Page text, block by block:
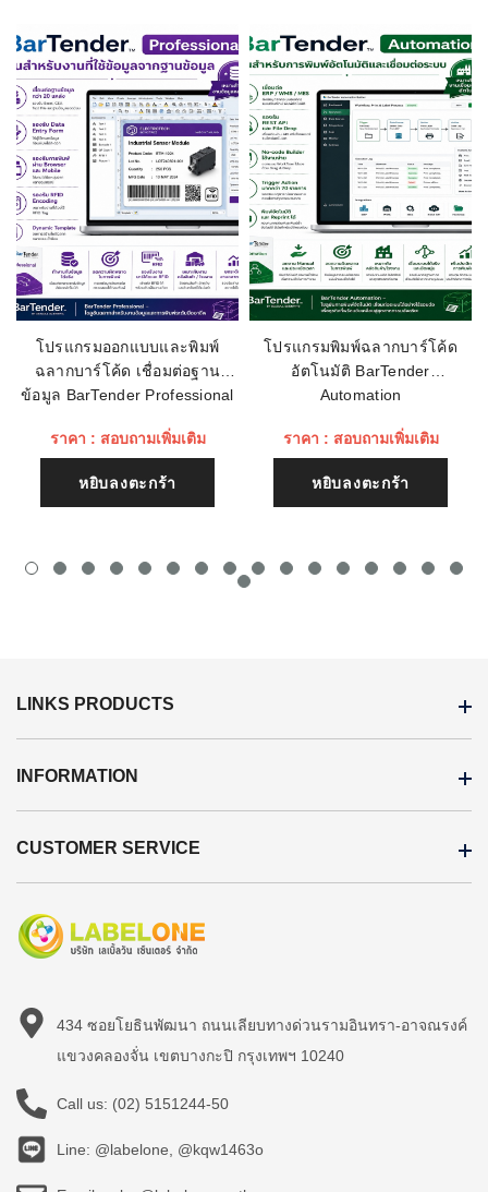
โค้ด:
ทดสอบการตกพื้นคอนกรีต:
1.5m (5ft) multiple drops to
concrete
ระบบป้องกันไฟฟ้าสถิตย์
(ESD):
±15 kV air discharge
ระดับการป้องกัน: IP54
การเชื่อมต่อ: USB, RS232
อีเมลล์
เรทติ่ง
ชื่อหัวข้อรีวิว
เนื้อหา (1500)
โปรแกรมออกแบบและพิมพ์
ฉลากบาร์โค้ด เชื่อมต่อฐาน
ข้อมูล BarTender Professional
ราคา : สอบถามเพิ่มเติม
หยิบลงตะกร้า
โปรแกรมพิมพ์ฉลากบาร์โค้ด
อัตโนมัติ BarTender
Automation
ราคา : สอบถามเพิ่มเติม
หยิบลงตะกร้า
LINKS PRODUCTS
INFORMATION
CUSTOMER SERVICE
434 ซอยโยธินพัฒนา ถนนเลียบทางด่วนรามอินทรา-อาจณรงค์
แขวงคลองจั่น เขตบางกะปิ กรุงเทพฯ 10240
Call us: (02) 5151244-50
Line: @labelone, @kqw1463o